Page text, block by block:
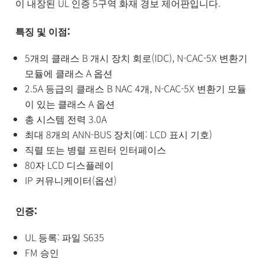
이 내장된 UL 인증 5구역 화재 경보 제어판입니다.
특징 및 이점:
5개의 클래스 B 개시 장치 회로(IDC), N-CAC-5X 변환기
모듈에 클래스 A 옵션
2.5A 등급의 클래스 B NAC 4개, N-CAC-5X 변환기 모듈
이 있는 클래스 A 옵션
총 시스템 전력 3.0A
최대 8개의 ANN-BUS 장치(예: LCD 표시 기호)
직렬 또는 병렬 프린터 인터페이스
80자 LCD 디스플레이
IP 커뮤니케이터(옵션)
인증:
UL 등록: 파일 S635
FM 승인